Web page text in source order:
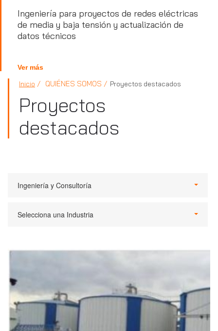
Ingeniería para proyectos de redes eléctricas
de media y baja tensión y actualización de
datos técnicos
Ver más
Inicio QUIÉNES SOMOS Proyectos destacados
Proyectos
destacados
Ingeniería y Consultoría
Selecciona una Industria